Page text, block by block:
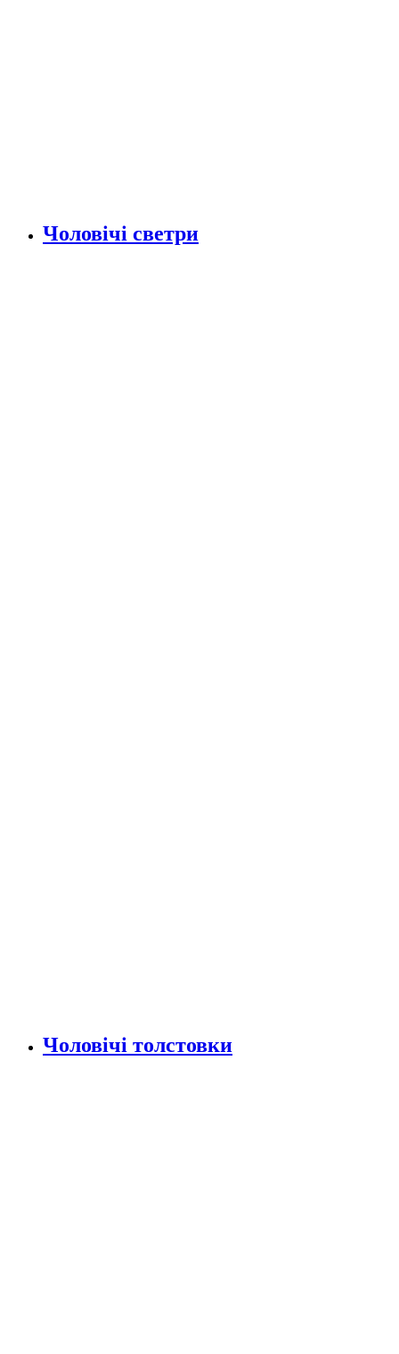
Чоловічі светри
Чоловічі толстовки